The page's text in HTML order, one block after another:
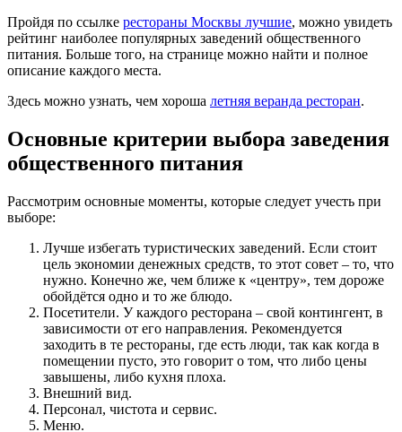
Пройдя по ссылке рестораны Москвы лучшие, можно увидеть
рейтинг наиболее популярных заведений общественного
питания. Больше того, на странице можно найти и полное
описание каждого места.
Здесь можно узнать, чем хороша летняя веранда ресторан.
Основные критерии выбора заведения
общественного питания
Рассмотрим основные моменты, которые следует учесть при
выборе:
Лучше избегать туристических заведений. Если стоит
цель экономии денежных средств, то этот совет – то, что
нужно. Конечно же, чем ближе к «центру», тем дороже
обойдётся одно и то же блюдо.
Посетители. У каждого ресторана – свой контингент, в
зависимости от его направления. Рекомендуется
заходить в те рестораны, где есть люди, так как когда в
помещении пусто, это говорит о том, что либо цены
завышены, либо кухня плоха.
Внешний вид.
Персонал, чистота и сервис.
Меню.